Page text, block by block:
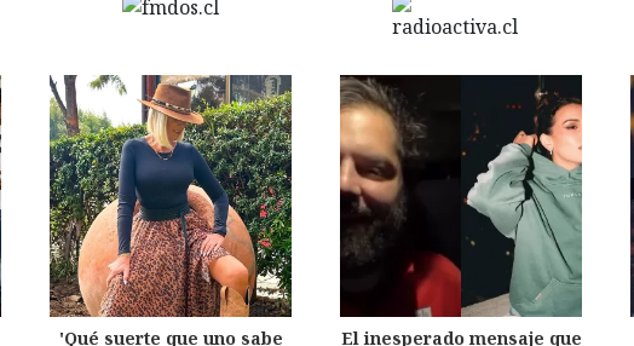
'Qué suerte que uno sabe
El inesperado mensaje que